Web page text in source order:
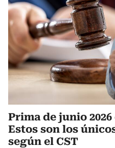
Prima de junio
Estos son los
según el CST